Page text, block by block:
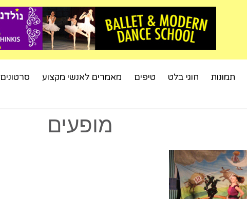
תמונות חוגי בלט טיפים מאמרים לאנשי מקצוע סרטונים
מופעים